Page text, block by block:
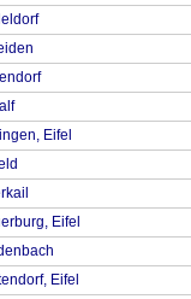
Eifel
Eifel
Eifel